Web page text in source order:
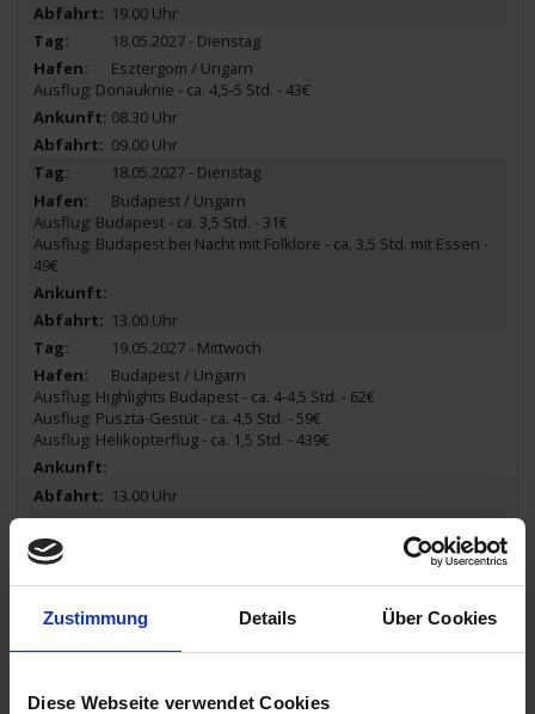
Zustimmung Details Über Cookies
Diese Webseite verwendet Cookies
19.00 Uhr
18.05.2027 - Dienstag
Esztergom / Ungarn
Ausflug: Donauknie - ca. 4,5-5 Std. - 43€
08.30 Uhr
09.00 Uhr
18.05.2027 - Dienstag
Budapest / Ungarn
Ausflug: Budapest - ca. 3,5 Std. - 31€
Ausflug: Budapest bei Nacht mit Folklore - ca. 3,5 Std. mit Essen -
49€
13.00 Uhr
19.05.2027 - Mittwoch
Budapest / Ungarn
Ausflug: Highlights Budapest - ca. 4-4,5 Std. - 62€
Ausflug: Puszta-Gestüt - ca. 4,5 Std. - 59€
Ausflug: Helikopterflug - ca. 1,5 Std. - 439€
13.00 Uhr
20.05.2027 - Donnerstag
Ausflug: Bratislava - ca. 3 Std. - 31€
Ausflug: Panorama-Bootsfahrt 'Unter den Brücken Bratislavas' -
ca. 1 Std. - 68€
21.05.2027 - Freitag